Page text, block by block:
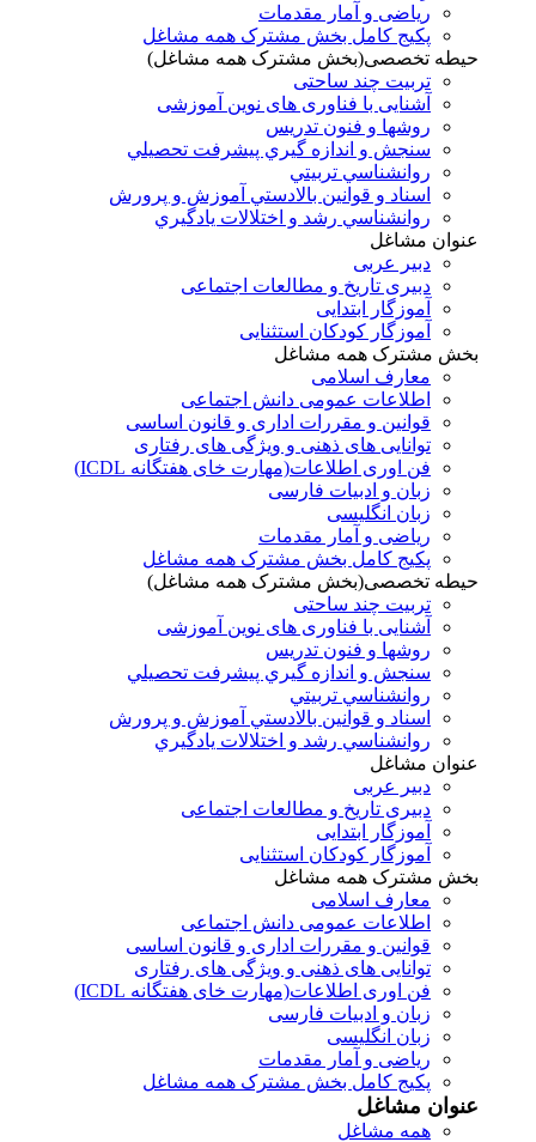
ریاضی و آمار مقدمات
پکیج کامل بخش مشترک همه مشاغل
حیطه تخصصی(بخش مشترک همه مشاغل)
تربیت چند ساحتی
آشنایی با فناوری های نوین آموزشی
روشها و فنون تدريس
سنجش و اندازه گيري پيشرفت تحصيلي
روانشناسي تربيتي
اسناد و قوانين بالادستي آموزش و پرورش
روانشناسي رشد و اختلالات يادگيري
عنوان مشاغل
دبير عربی
دبیری تاریخ و مطالعات اجتماعی
آموزگار ابتدایی
آموزگار کودکان استثنایی
بخش مشترک همه مشاغل
معارف اسلامی
اطلاعات عمومی دانش اجتماعی
قوانین و مقررات اداری و قانون اساسی
توانایی های ذهنی و ویژگی های رفتاری
فن اوری اطلاعات(مهارت خای هفتگانه ICDL)
زبان و ادبیات فارسی
زبان انگلیسی
ریاضی و آمار مقدمات
پکیج کامل بخش مشترک همه مشاغل
حیطه تخصصی(بخش مشترک همه مشاغل)
تربیت چند ساحتی
آشنایی با فناوری های نوین آموزشی
روشها و فنون تدريس
سنجش و اندازه گيري پيشرفت تحصيلي
روانشناسي تربيتي
اسناد و قوانين بالادستي آموزش و پرورش
روانشناسي رشد و اختلالات يادگيري
عنوان مشاغل
دبير عربی
دبیری تاریخ و مطالعات اجتماعی
آموزگار ابتدایی
آموزگار کودکان استثنایی
بخش مشترک همه مشاغل
معارف اسلامی
اطلاعات عمومی دانش اجتماعی
قوانین و مقررات اداری و قانون اساسی
توانایی های ذهنی و ویژگی های رفتاری
فن اوری اطلاعات(مهارت خای هفتگانه ICDL)
زبان و ادبیات فارسی
زبان انگلیسی
ریاضی و آمار مقدمات
پکیج کامل بخش مشترک همه مشاغل
عنوان مشاغل
همه مشاغل